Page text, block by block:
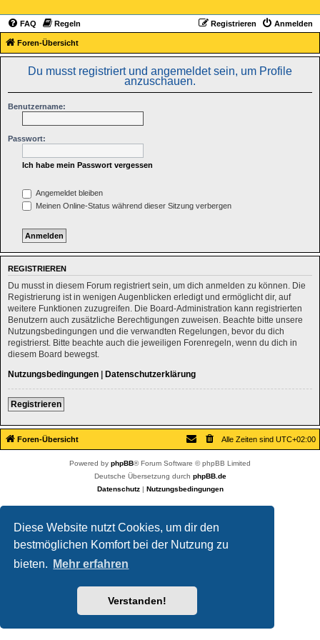
Diese Website nutzt Cookies, um dir den
bestmöglichen Komfort bei der Nutzung zu
bieten.
Mehr erfahren
Verstanden!
FAQ Regeln Anmelden
Registrieren
Foren-Übersicht
Du musst registriert und angemeldet sein, um Profile
anzuschauen.
Benutzername:
Passwort:
Ich habe mein Passwort vergessen
Angemeldet bleiben
Meinen Online-Status während dieser Sitzung verbergen
REGISTRIEREN
Du musst in diesem Forum registriert sein, um dich anmelden zu können. Die
Registrierung ist in wenigen Augenblicken erledigt und ermöglicht dir, auf
weitere Funktionen zuzugreifen. Die Board-Administration kann registrierten
Benutzern auch zusätzliche Berechtigungen zuweisen. Beachte bitte unsere
Nutzungsbedingungen und die verwandten Regelungen, bevor du dich
registrierst. Bitte beachte auch die jeweiligen Forenregeln, wenn du dich in
diesem Board bewegst.
Nutzungsbedingungen | Datenschutzerklärung
Registrieren
Foren-Übersicht Alle Zeiten sind UTC+02:00
Powered by phpBB® Forum Software © phpBB Limited
Deutsche Übersetzung durch phpBB.de
Datenschutz| Nutzungsbedingungen